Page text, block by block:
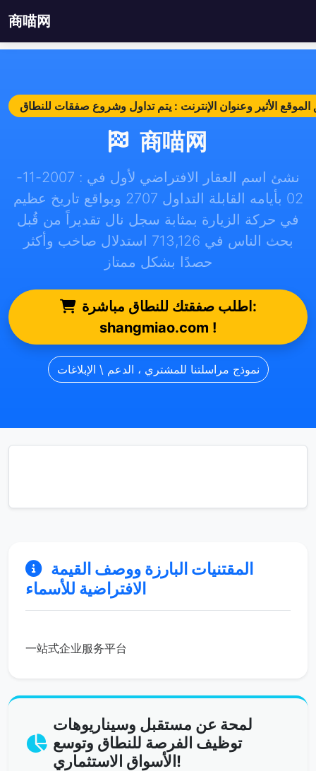
商喵网
商喵网
نشئ اسم العقار الافتراضي لأول في : 2007-11-
02 بأيامه القابلة التداول 2707 وبواقع تاريخ عظيم
في حركة الزيارة بمثابة سجل نال تقديراً من قُبل
بحث الناس في 713,126 استدلال صاخب وأكثر
حصدًا بشكل ممتاز
اطلب صفقتك للنطاق مباشرة:
shangmiao.com !
نموذج مراسلتنا للمشتري ، الدعم \ الإبلاغات
الافتراضية للأسماء
一站式企业服务平台
لمحة عن مستقبل وسيناريوهات
توظيف الفرصة للنطاق وتوسع
الأسواق الاستثماري!